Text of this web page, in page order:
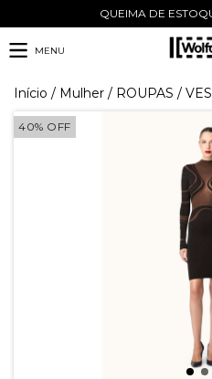
QUEIMA DE
MENU
Início / Mulher / ROUPAS /
40% OFF